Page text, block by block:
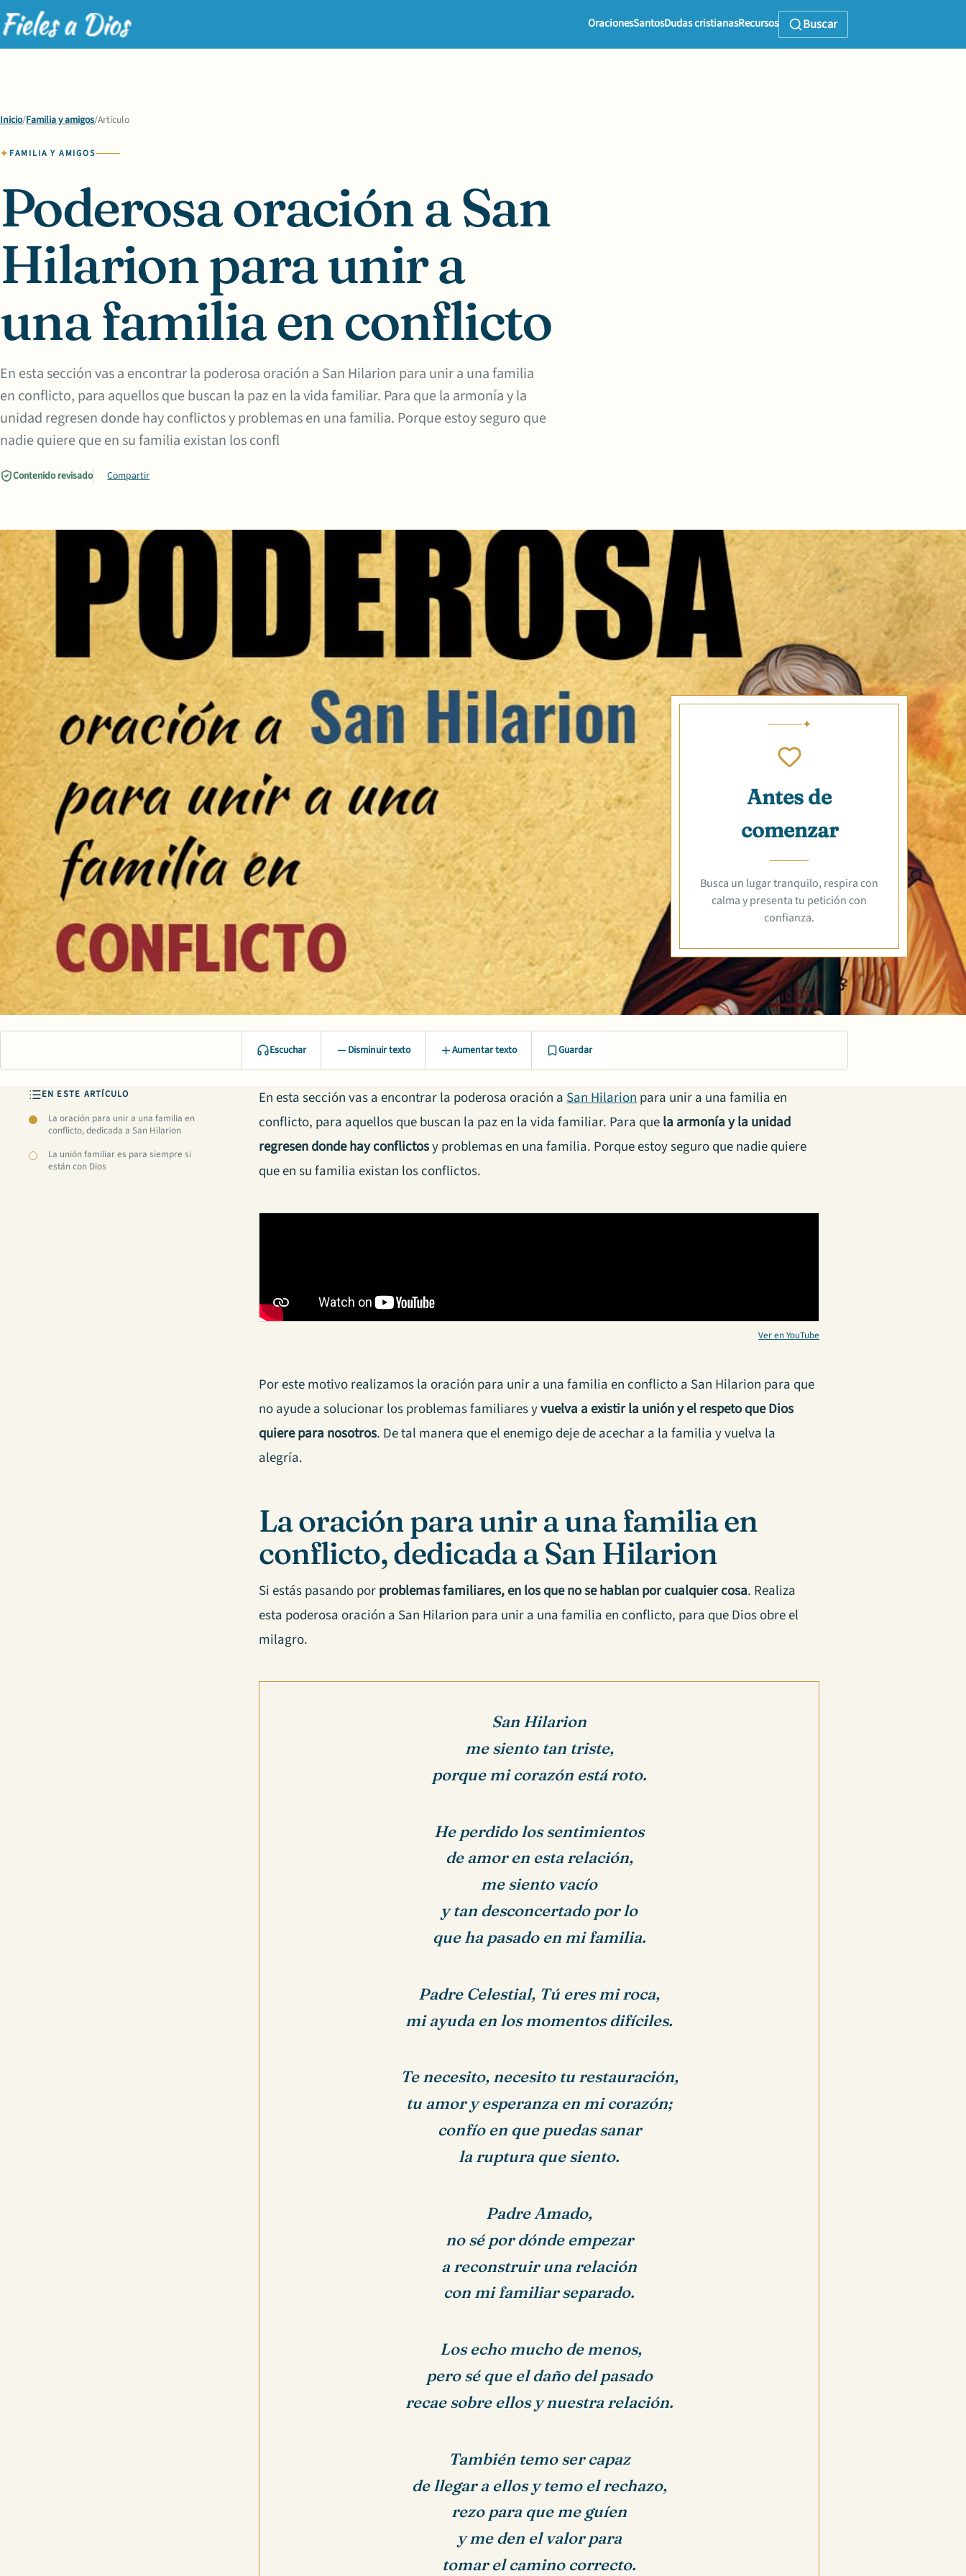
OracionesSantosDudas cristianasRecursos Buscar
Inicio/Familia y amigos/Artículo
FAMILIA Y AMIGOS
Poderosa oración a San
Hilarion para unir a
una familia en conflicto
En esta sección vas a encontrar la poderosa oración a San Hilarion para unir a una familia
en conflicto, para aquellos que buscan la paz en la vida familiar. Para que la armonía y la
unidad regresen donde hay conflictos y problemas en una familia. Porque estoy seguro que
nadie quiere que en su familia existan los confl
Contenido revisado Compartir
Antes de
comenzar
Busca un lugar tranquilo, respira con
calma y presenta tu petición con
confianza.
Escuchar Disminuir texto Aumentar texto Guardar
EN ESTE ARTÍCULO
La oración para unir a una familia en
conflicto, dedicada a San Hilarion
La unión familiar es para siempre si
están con Dios
En esta sección vas a encontrar la poderosa oración aSan Hilarionpara unir a una familia en
conflicto, para aquellos que buscan la paz en la vida familiar. Para quela armonía y la unidad
regresen donde hay conflictosy problemas en una familia. Porque estoy seguro que nadie quiere
que en su familia existan los conflictos.
Ver en YouTube
Por este motivo realizamos la oración para unir a una familia en conflicto a San Hilarion para que
no ayude a solucionar los problemas familiares yvuelva a existir la unión y el respeto que Dios
quiere para nosotros. De tal manera que el enemigo deje de acechar a la familia y vuelva la
alegría.
La oración para unir a una familia en
conflicto, dedicada a San Hilarion
Si estás pasando porproblemas familiares, en los que no se hablan por cualquier cosa. Realiza
esta poderosa oración a San Hilarion para unir a una familia en conflicto, para que Dios obre el
milagro.
San Hilarion
me siento tan triste,
porque mi corazón está roto.
He perdido los sentimientos
de amor en esta relación,
me siento vacío
y tan desconcertado por lo
que ha pasado en mi familia.
Padre Celestial, Tú eres mi roca,
mi ayuda en los momentos difíciles.
Te necesito, necesito tu restauración,
tu amor y esperanza en mi corazón;
confío en que puedas sanar
la ruptura que siento.
Padre Amado,
no sé por dónde empezar
a reconstruir una relación
con mi familiar separado.
Los echo mucho de menos,
pero sé que el daño del pasado
recae sobre ellos y nuestra relación.
También temo ser capaz
de llegar a ellos y temo el rechazo,
rezo para que me guíen
y me den el valor para
tomar el camino correcto.